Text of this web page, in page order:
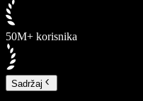
50M+ korisnika
Sadržaj